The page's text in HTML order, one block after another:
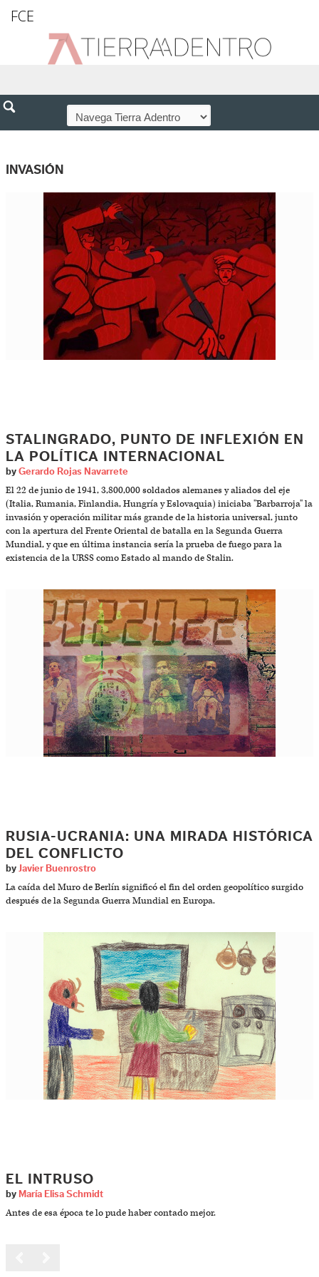
FCE
INVASIÓN
STALINGRADO, PUNTO DE INFLEXIÓN EN
LA POLÍTICA INTERNACIONAL
by Gerardo Rojas Navarrete
El 22 de junio de 1941, 3,800,000 soldados alemanes y aliados del eje
(Italia, Rumania, Finlandia, Hungría y Eslovaquia) iniciaba "Barbarroja" la
invasión y operación militar más grande de la historia universal, junto
con la apertura del Frente Oriental de batalla en la Segunda Guerra
Mundial, y que en última instancia sería la prueba de fuego para la
existencia de la URSS como Estado al mando de Stalin.
RUSIA-UCRANIA: UNA MIRADA HISTÓRICA
DEL CONFLICTO
by Javier Buenrostro
La caída del Muro de Berlín significó el fin del orden geopolítico surgido
después de la Segunda Guerra Mundial en Europa.
EL INTRUSO
by María Elisa Schmidt
Antes de esa época te lo pude haber contado mejor.